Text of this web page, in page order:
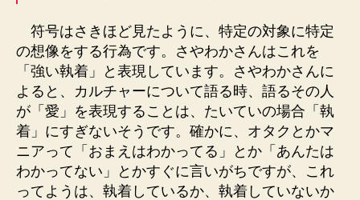
符号はさきほど見たように、特定の対象に特定
の想像をする行為です。さやわかさんはこれを
「強い執着」と表現しています。さやわかさんに
よると、カルチャーについて語る時、語るその人
が「愛」を表現することは、たいていの場合「執
着」にすぎないそうです。確かに、オタクとかマ
ニアって「おまえはわかってる」とか「あんたは
わかってない」とかすぐに言いがちですが、これ
ってようは、執着しているか、執着していないか